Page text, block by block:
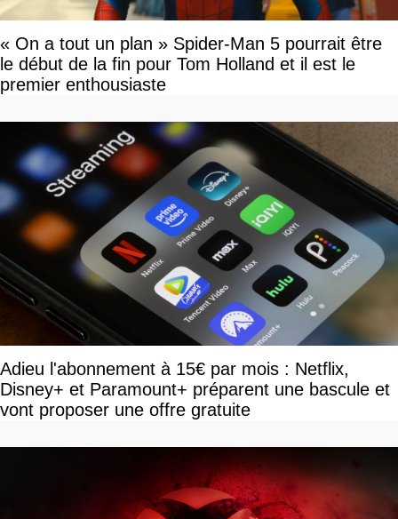
« On a tout un plan » Spider-Man 5 pourrait être
le début de la fin pour Tom Holland et il est le
premier enthousiaste
Adieu l'abonnement à 15€ par mois : Netflix,
Disney+ et Paramount+ préparent une bascule et
vont proposer une offre gratuite